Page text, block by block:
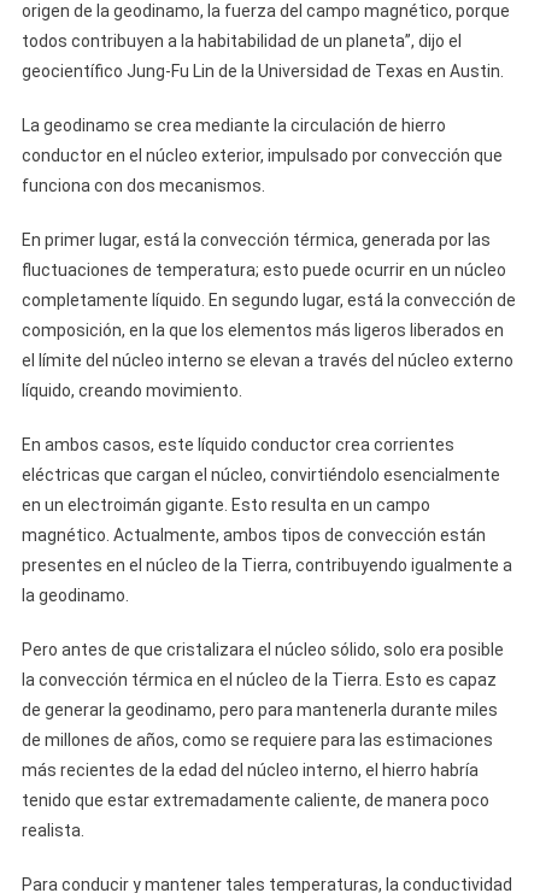
origen de la geodinamo, la fuerza del campo magnético, porque
todos contribuyen a la habitabilidad de un planeta”, dijo el
geocientífico Jung-Fu Lin de la Universidad de Texas en Austin.
La geodinamo se crea mediante la circulación de hierro
conductor en el núcleo exterior, impulsado por convección que
funciona con dos mecanismos.
En primer lugar, está la convección térmica, generada por las
fluctuaciones de temperatura; esto puede ocurrir en un núcleo
completamente líquido. En segundo lugar, está la convección de
composición, en la que los elementos más ligeros liberados en
el límite del núcleo interno se elevan a través del núcleo externo
líquido, creando movimiento.
En ambos casos, este líquido conductor crea corrientes
eléctricas que cargan el núcleo, convirtiéndolo esencialmente
en un electroimán gigante. Esto resulta en un campo
magnético. Actualmente, ambos tipos de convección están
presentes en el núcleo de la Tierra, contribuyendo igualmente a
la geodinamo.
Pero antes de que cristalizara el núcleo sólido, solo era posible
la convección térmica en el núcleo de la Tierra. Esto es capaz
de generar la geodinamo, pero para mantenerla durante miles
de millones de años, como se requiere para las estimaciones
más recientes de la edad del núcleo interno, el hierro habría
tenido que estar extremadamente caliente, de manera poco
realista.
Para conducir y mantener tales temperaturas, la conductividad